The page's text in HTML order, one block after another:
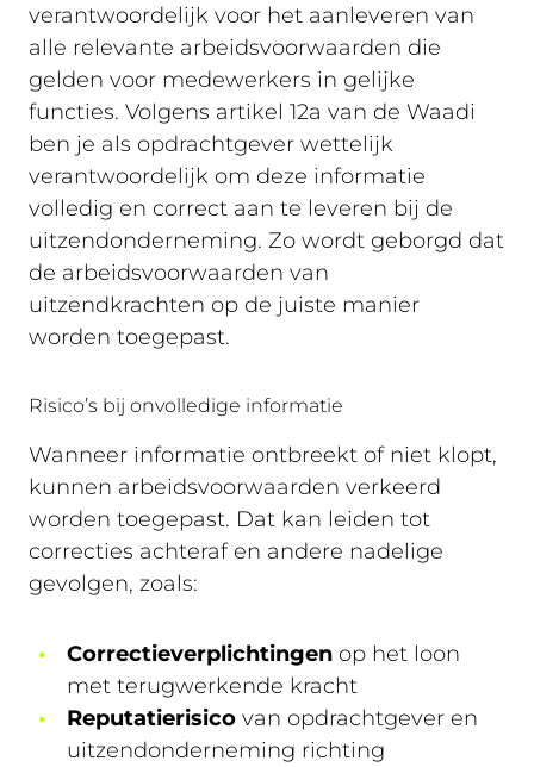
verantwoordelijk voor het aanleveren van
alle relevante arbeidsvoorwaarden die
gelden voor medewerkers in gelijke
functies. Volgens artikel 12a van de Waadi
ben je als opdrachtgever wettelijk
verantwoordelijk om deze informatie
volledig en correct aan te leveren bij de
uitzendonderneming. Zo wordt geborgd dat
de arbeidsvoorwaarden van
uitzendkrachten op de juiste manier
worden toegepast.
Risico’s bij onvolledige informatie
Wanneer informatie ontbreekt of niet klopt,
kunnen arbeidsvoorwaarden verkeerd
worden toegepast. Dat kan leiden tot
correcties achteraf en andere nadelige
gevolgen, zoals:
Correctieverplichtingen op het loon
met terugwerkende kracht
Reputatierisico van opdrachtgever en
uitzendonderneming richting